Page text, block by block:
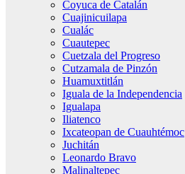
Coyuca de Catalán
Cuajinicuilapa
Cualác
Cuautepec
Cuetzala del Progreso
Cutzamala de Pinzón
Huamuxtitlán
Iguala de la Independencia
Igualapa
Iliatenco
Ixcateopan de Cuauhtémoc
Juchitán
Leonardo Bravo
Malinaltepec